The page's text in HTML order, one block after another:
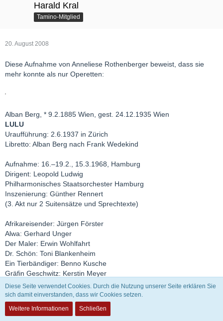
Harald Kral
Tamino-Mitglied
20. August 2008
Diese Aufnahme von Anneliese Rothenberger beweist, dass sie
mehr konnte als nur Operetten:
Alban Berg, * 9.2.1885 Wien, gest. 24.12.1935 Wien
LULU
Uraufführung: 2.6.1937 in Zürich
Libretto: Alban Berg nach Frank Wedekind
Aufnahme: 16.–19.2., 15.3.1968, Hamburg
Dirigent: Leopold Ludwig
Philharmonisches Staatsorchester Hamburg
Inszenierung: Günther Rennert
(3. Akt nur 2 Suitensätze und Sprechtexte)
Afrikareisender: Jürgen Förster
Alwa: Gerhard Unger
Der Maler: Erwin Wohlfahrt
Dr. Schön: Toni Blankenheim
Ein Tierbändiger: Benno Kusche
Gräfin Geschwitz: Kerstin Meyer
Gymnasiast: Elisabeth Steiner
Jack the Ripper: Rolf Mamero
Kammerdiener: Kurt Marschner
Lulu: Anneliese Rothenberger
Diese Seite verwendet Cookies. Durch die Nutzung unserer Seite erklären Sie
sich damit einverstanden, dass wir Cookies setzen.
Weitere Informationen
Schließen